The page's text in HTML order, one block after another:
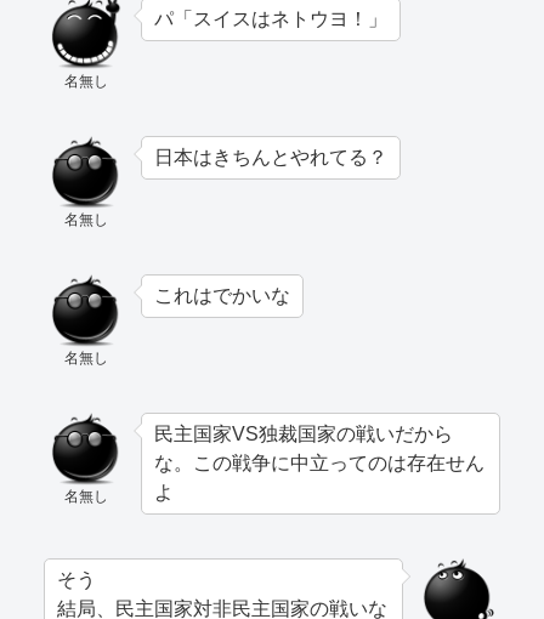
名無し
パ「スイスはネトウヨ！」
名無し
日本はきちんとやれてる？
名無し
これはでかいな
名無し
民主国家VS独裁国家の戦いだから
な。この戦争に中立ってのは存在せん
よ
そう
結局、民主国家対非民主国家の戦いな